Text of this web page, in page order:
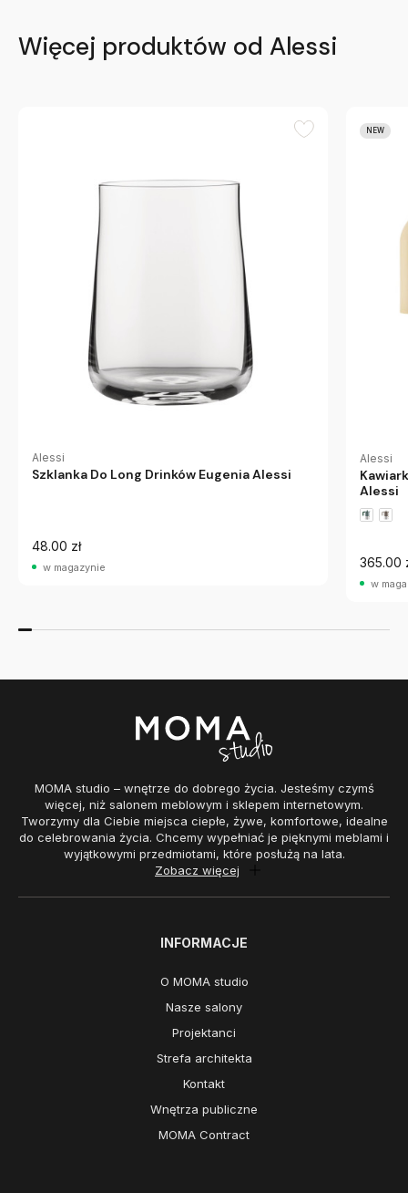
Więcej produktów od Alessi
Alessi
Szklanka Do Long Drinków Eugenia Alessi
48.00 zł
w magazynie
NEW
Alessi
Alessi
365.00
w
MOMA studio – wnętrze do dobrego życia. Jesteśmy czymś
więcej, niż salonem meblowym i sklepem internetowym.
Tworzymy dla Ciebie miejsca ciepłe, żywe, komfortowe, idealne
do celebrowania życia. Chcemy wypełniać je pięknymi meblami i
wyjątkowymi przedmiotami, które posłużą na lata.
Zobacz więcej
INFORMACJE
O MOMA studio
Nasze salony
Projektanci
Strefa architekta
Kontakt
Wnętrza publiczne
MOMA Contract